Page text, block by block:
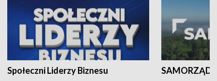
Społeczni Liderzy Biznesu SAMORZĄD